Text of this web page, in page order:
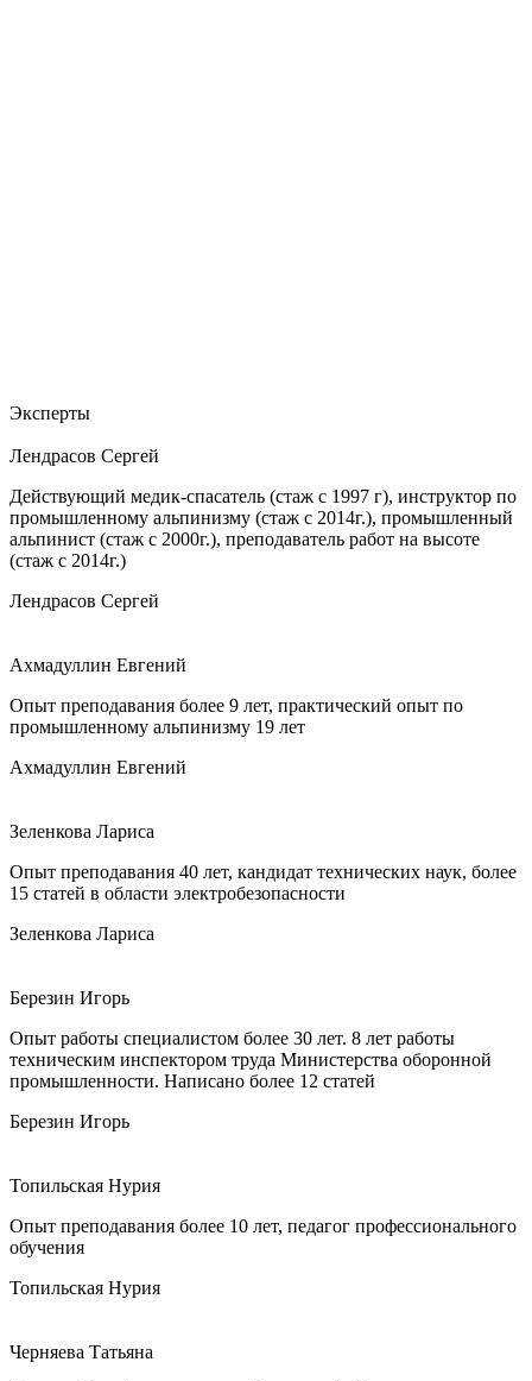
Эксперты
Лендрасов Сергей
Действующий медик-спасатель (стаж с 1997 г), инструктор по
промышленному альпинизму (стаж с 2014г.), промышленный
альпинист (стаж с 2000г.), преподаватель работ на высоте
(стаж с 2014г.)
Лендрасов Сергей
Ахмадуллин Евгений
Опыт преподавания более 9 лет, практический опыт по
промышленному альпинизму 19 лет
Ахмадуллин Евгений
Зеленкова Лариса
Опыт преподавания 40 лет, кандидат технических наук, более
15 статей в области электробезопасности
Зеленкова Лариса
Березин Игорь
Опыт работы специалистом более 30 лет. 8 лет работы
техническим инспектором труда Министерства оборонной
промышленности. Написано более 12 статей
Березин Игорь
Топильская Нурия
Опыт преподавания более 10 лет, педагог профессионального
обучения
Топильская Нурия
Черняева Татьяна